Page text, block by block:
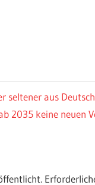
seltener aus
2035 keine neuen